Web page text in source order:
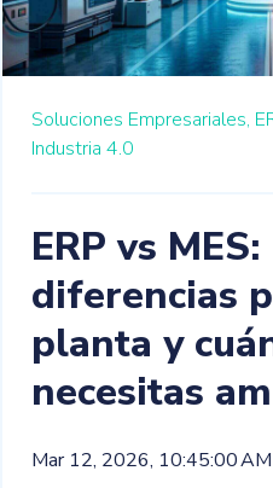
Soluciones Empresariales,
Industria 4.0
ERP vs MES:
diferencias
planta y
necesitas
Mar 12, 2026, 10:45:00 AM